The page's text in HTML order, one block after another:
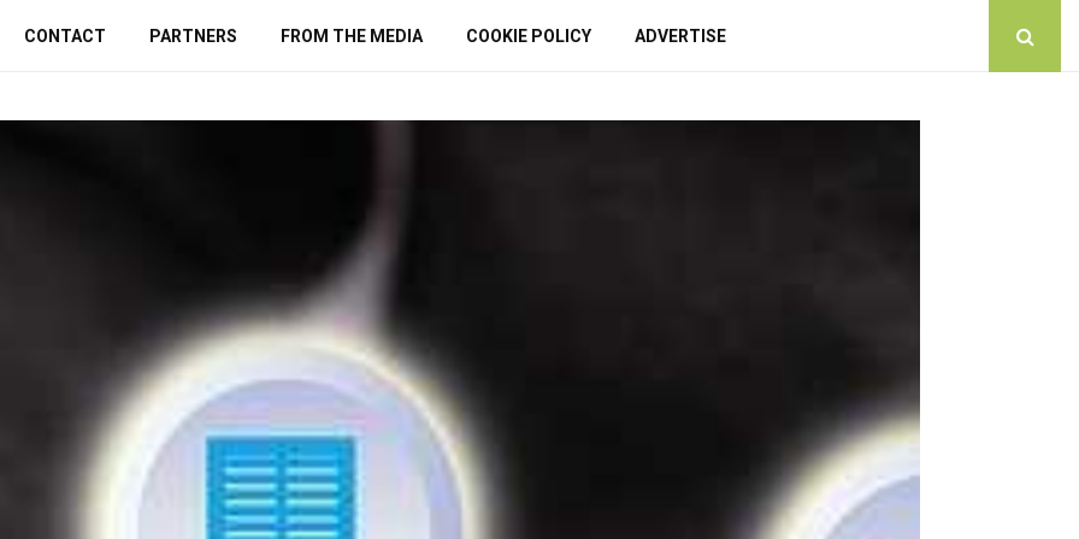
CONTACT PARTNERS FROM THE MEDIA COOKIE POLICY ADVERTISE